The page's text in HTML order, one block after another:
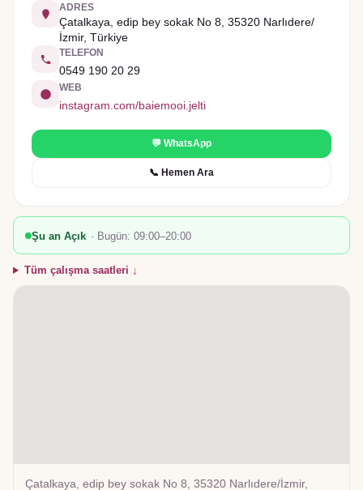
ADRES
Çatalkaya, edip bey sokak No 8, 35320 Narlıdere/
İzmir, Türkiye
TELEFON
0549 190 20 29
WEB
instagram.com/baiemooi.jelti
💬 WhatsApp
📞 Hemen Ara
Şu an Açık · Bugün: 09:00–20:00
Tüm çalışma saatleri ↓
Çatalkaya, edip bey sokak No 8, 35320 Narlıdere/İzmir,